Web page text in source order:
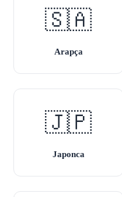
🇸🇦
Arapça
🇯🇵
Japonca